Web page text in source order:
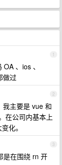
1
、ios 、
做过
2
我主要是 vue 和
在公司内基本上
化。
3
是在围绕 rn 开